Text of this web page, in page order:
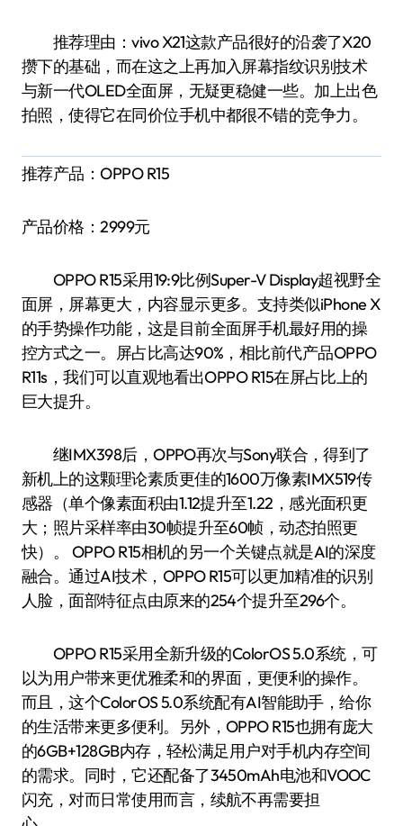
推荐理由：vivo X21这款产品很好的沿袭了X20
攒下的基础，而在这之上再加入屏幕指纹识别技术
与新一代OLED全面屏，无疑更稳健一些。加上出色
拍照，使得它在同价位手机中都很不错的竞争力。
推荐产品：OPPO R15
产品价格：2999元
OPPO R15采用19:9比例Super-V Display超视野全
面屏，屏幕更大，内容显示更多。支持类似iPhone X
的手势操作功能，这是目前全面屏手机最好用的操
控方式之一。屏占比高达90%，相比前代产品OPPO
R11s，我们可以直观地看出OPPO R15在屏占比上的
巨大提升。
继IMX398后，OPPO再次与Sony联合，得到了
新机上的这颗理论素质更佳的1600万像素IMX519传
感器（单个像素面积由1.12提升至1.22，感光面积更
大；照片采样率由30帧提升至60帧，动态拍照更
快）。 OPPO R15相机的另一个关键点就是AI的深度
融合。通过AI技术，OPPO R15可以更加精准的识别
人脸，面部特征点由原来的254个提升至296个。
OPPO R15采用全新升级的ColorOS 5.0系统，可
以为用户带来更优雅柔和的界面，更便利的操作。
而且，这个ColorOS 5.0系统配有AI智能助手，给你
的生活带来更多便利。另外，OPPO R15也拥有庞大
的6GB+128GB内存，轻松满足用户对手机内存空间
的需求。同时，它还配备了3450mAh电池和VOOC
闪充，对而日常使用而言，续航不再需要担